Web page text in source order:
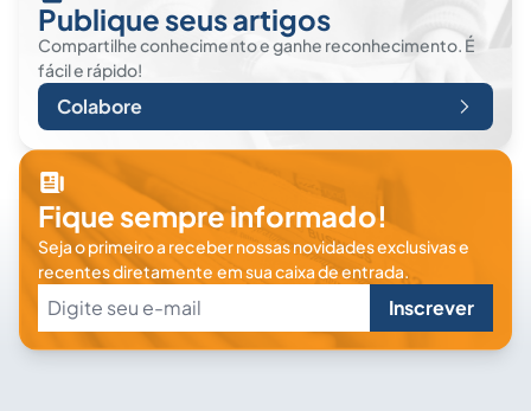
Publique seus artigos
Compartilhe conhecimento e ganhe reconhecimento. É
fácil e rápido!
Colabore
Fique sempre informado!
Seja o primeiro a receber nossas novidades exclusivas e
recentes diretamente em sua caixa de entrada.
Inscrever